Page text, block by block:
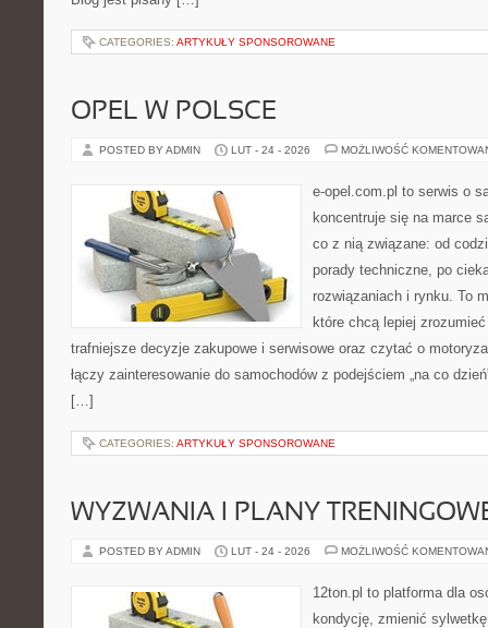
CATEGORIES: ARTYKUŁY SPONSOROWANE
OPEL W POLSCE
POSTED BY ADMIN LUT - 24 - 2026 MOŻLIWOŚĆ
e-opel.com.pl to serwis o
koncentruje się na marce
co z nią związane: od
porady techniczne, po
rozwiązaniach i rynku. To
które chcą lepiej
trafniejsze decyzje zakupowe i serwisowe oraz czytać o
łączy zainteresowanie do samochodów z podejściem „na co
[…]
CATEGORIES: ARTYKUŁY SPONSOROWANE
WYZWANIA I PLANY
POSTED BY ADMIN LUT - 24 - 2026 MOŻLIWOŚĆ
12ton.pl to platforma dla
kondycję, zmienić